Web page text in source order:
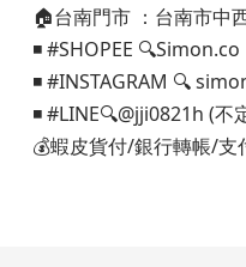
🏠台南門市 ：台南市中
◾️ #SHOPEE 🔍Simon.co
◾️ #INSTAGRAM 🔍
◾️ #LINE🔍@jji0821h (
💰蝦皮貨付/銀行轉帳/支